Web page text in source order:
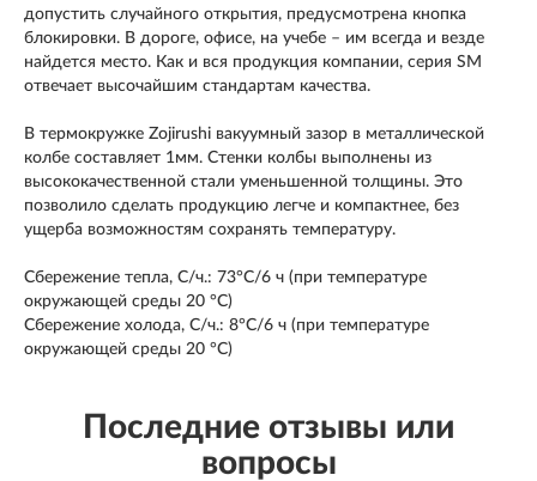
допустить случайного открытия, предусмотрена кнопка
блокировки. В дороге, офисе, на учебе – им всегда и везде
найдется место. Как и вся продукция компании, серия SM
отвечает высочайшим стандартам качества.
В термокружке Zojirushi вакуумный зазор в металлической
колбе составляет 1мм. Стенки колбы выполнены из
высококачественной стали уменьшенной толщины. Это
позволило сделать продукцию легче и компактнее, без
ущерба возможностям сохранять температуру.
Сбережение тепла, С/ч.: 73°С/6 ч (при температуре
окружающей среды 20 °С)
Сбережение холода, С/ч.: 8°С/6 ч (при температуре
окружающей среды 20 °С)
Последние отзывы или
вопросы